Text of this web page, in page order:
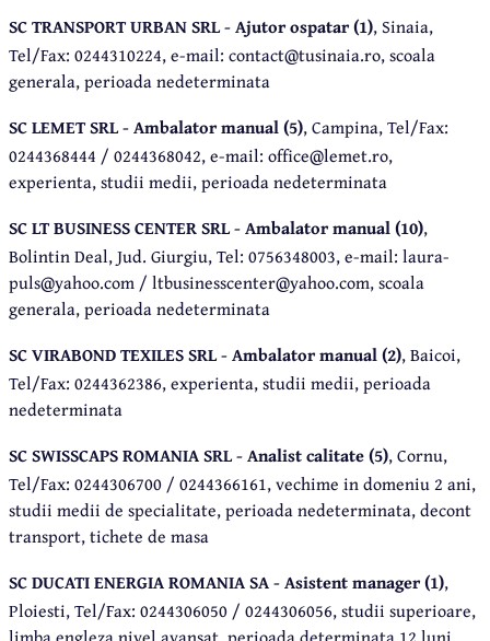
SC TRANSPORT URBAN SRL - Ajutor ospatar (1), Sinaia,
Tel/Fax: 0244310224, e-mail: contact@tusinaia.ro, scoala
generala, perioada nedeterminata
SC LEMET SRL - Ambalator manual (5), Campina, Tel/Fax:
0244368444 / 0244368042, e-mail: office@lemet.ro,
experienta, studii medii, perioada nedeterminata
SC LT BUSINESS CENTER SRL - Ambalator manual (10),
Bolintin Deal, Jud. Giurgiu, Tel: 0756348003, e-mail: laura-
puls@yahoo.com / ltbusinesscenter@yahoo.com, scoala
generala, perioada nedeterminata
SC VIRABOND TEXILES SRL - Ambalator manual (2), Baicoi,
Tel/Fax: 0244362386, experienta, studii medii, perioada
nedeterminata
SC SWISSCAPS ROMANIA SRL - Analist calitate (5), Cornu,
Tel/Fax: 0244306700 / 0244366161, vechime in domeniu 2 ani,
studii medii de specialitate, perioada nedeterminata, decont
transport, tichete de masa
SC DUCATI ENERGIA ROMANIA SA - Asistent manager (1),
Ploiesti, Tel/Fax: 0244306050 / 0244306056, studii superioare,